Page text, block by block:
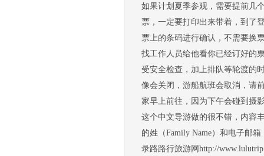
如果计划夏季参观，需要提前几
票，一定要打印出来带着，到了
票上的条码进行确认，不需要换
找工作人员给他看你已经订好的
受安全检查，加上排队等轮渡的
像会关闭，游船航班会取消，请
家早上前往，因为下午会碰到摄
这个中文导游做的很不错，内容
的姓（Family Name）和电子邮
录路路行旅游网http://